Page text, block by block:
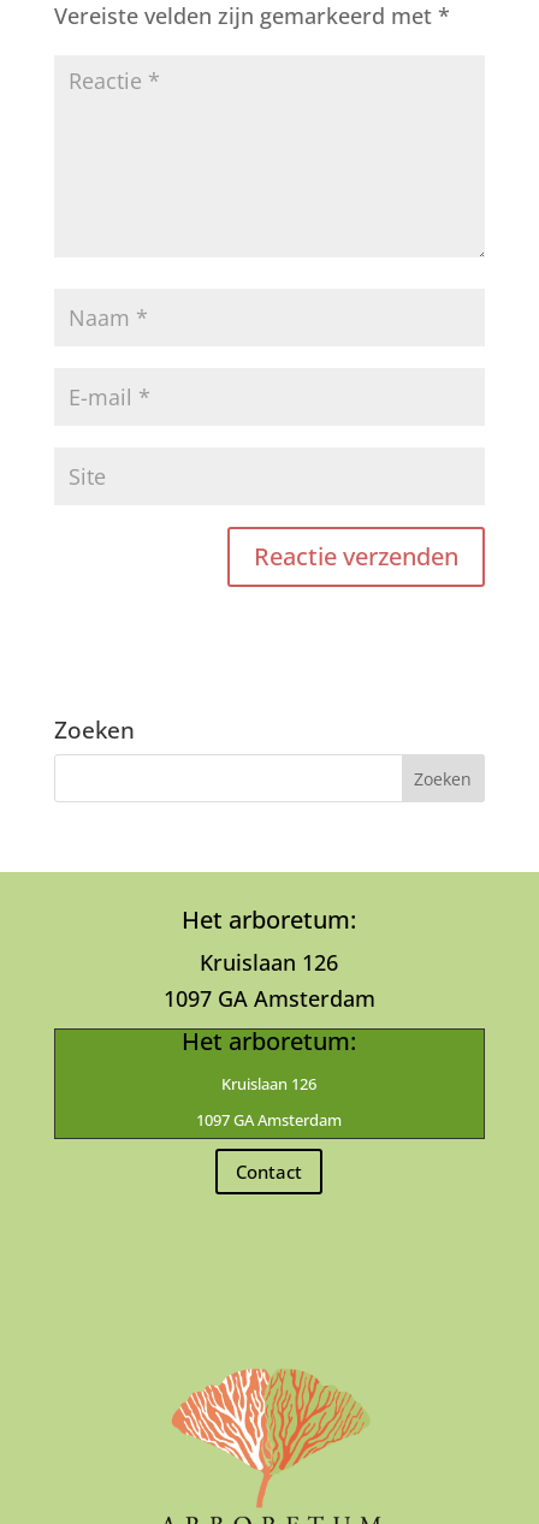
Vereiste velden zijn gemarkeerd met *
Zoeken
Het arboretum:
Kruislaan 126
1097 GA Amsterdam
Het arboretum:
Kruislaan 126
1097 GA Amsterdam
Contact